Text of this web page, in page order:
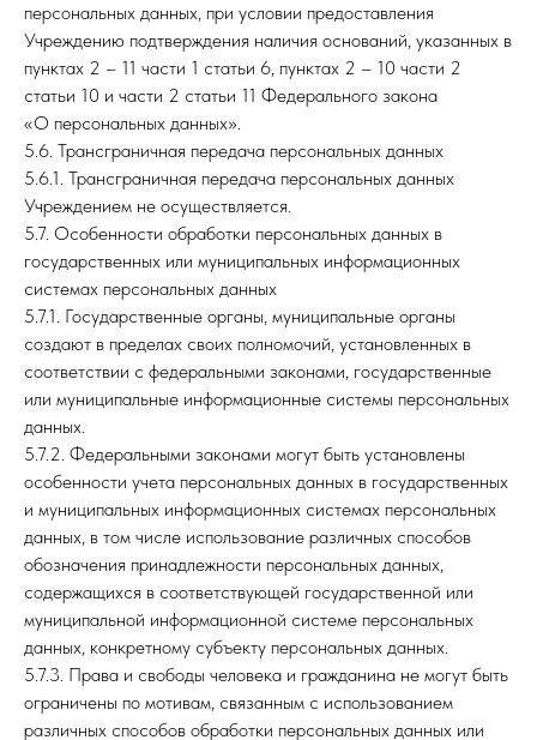
персональных данных, при условии предоставления
Учреждению подтверждения наличия оснований, указанных в
пунктах 2 – 11 части 1 статьи 6, пунктах 2 – 10 части 2
статьи 10 и части 2 статьи 11 Федерального закона
«О персональных данных».
5.6. Трансграничная передача персональных данных
5.6.1. Трансграничная передача персональных данных
Учреждением не осуществляется.
5.7. Особенности обработки персональных данных в
государственных или муниципальных информационных
системах персональных данных
5.7.1. Государственные органы, муниципальные органы
создают в пределах своих полномочий, установленных в
соответствии с федеральными законами, государственные
или муниципальные информационные системы персональных
данных.
5.7.2. Федеральными законами могут быть установлены
особенности учета персональных данных в государственных
и муниципальных информационных системах персональных
данных, в том числе использование различных способов
обозначения принадлежности персональных данных,
содержащихся в соответствующей государственной или
муниципальной информационной системе персональных
данных, конкретному субъекту персональных данных.
5.7.3. Права и свободы человека и гражданина не могут быть
ограничены по мотивам, связанным с использованием
различных способов обработки персональных данных или